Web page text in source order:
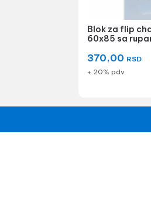
Blok za flip
60x85 sa
370,00 RSD
+ 20% pdv